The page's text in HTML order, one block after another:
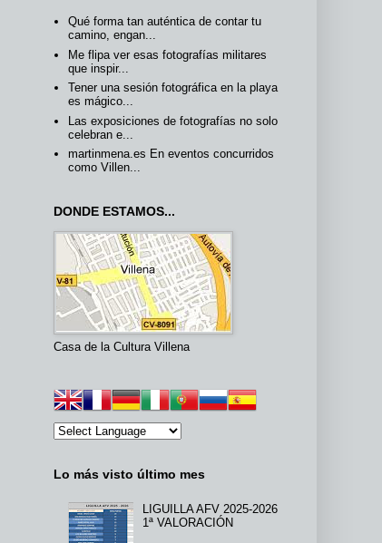
Qué forma tan auténtica de contar tu
camino, engan...
Me flipa ver esas fotografías militares
que inspir...
Tener una sesión fotográfica en la playa
es mágico...
Las exposiciones de fotografías no solo
celebran e...
martinmena.es En eventos concurridos
como Villen...
DONDE ESTAMOS...
Casa de la Cultura Villena
Lo más visto último mes
LIGUILLA AFV 2025-2026
1ª VALORACIÓN